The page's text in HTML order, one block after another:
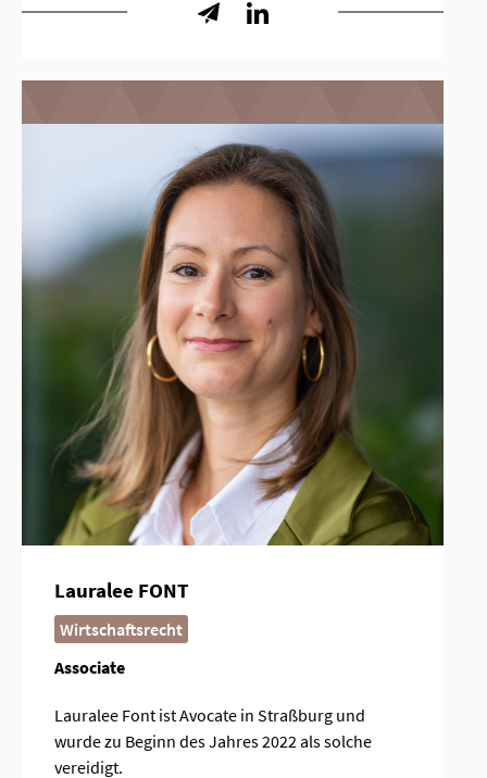
Lauralee FONT
Wirtschaftsrecht
Associate
Lauralee Font ist Avocate in Straßburg und
wurde zu Beginn des Jahres 2022 als solche
vereidigt.